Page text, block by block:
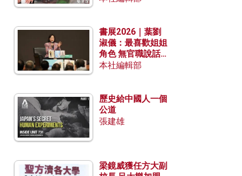
書展2026｜葉劉
淑儀：最喜歡姐姐
角色 無官職說話
包袱少
本社編輯部
歷史給中國人一個
公道
張建雄
梁鏡威獲任方大副